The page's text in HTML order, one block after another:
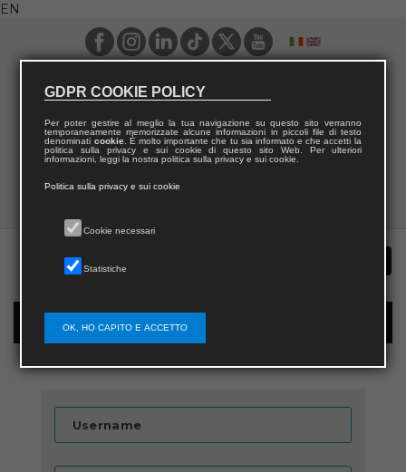
EN
New user registration
Username
GDPR COOKIE POLICY
Per poter gestire al meglio la tua navigazione su questo sito verranno
temporaneamente memorizzate alcune informazioni in piccoli file di testo
denominati cookie. È molto importante che tu sia informato e che accetti la
politica sulla privacy e sui cookie di questo sito Web. Per ulteriori
informazioni, leggi la nostra politica sulla privacy e sui cookie.
Politica sulla privacy e sui cookie
Cookie necessari
Statistiche
OK, HO CAPITO E ACCETTO